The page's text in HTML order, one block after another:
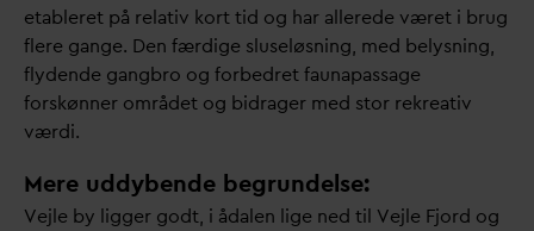
etableret på relativ kort tid og har allerede været i brug
flere gange. Den færdige sluseløsning, med belysning,
flydende gangbro og forbedret faunapassage
forskønner området og bidrager med stor rekreativ
værdi.
Mere uddybende begrundelse:
Vejle by ligger godt, i ådalen lige ned til Vejle Fjord og